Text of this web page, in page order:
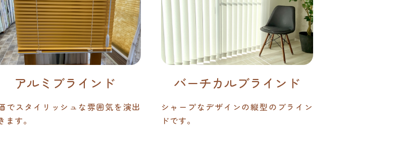
アルミブラインド
でスタイリッシュな雰囲気を演出
ます。
バーチカルブラインド
シャープなデザインの縦型のブライン
ドです。